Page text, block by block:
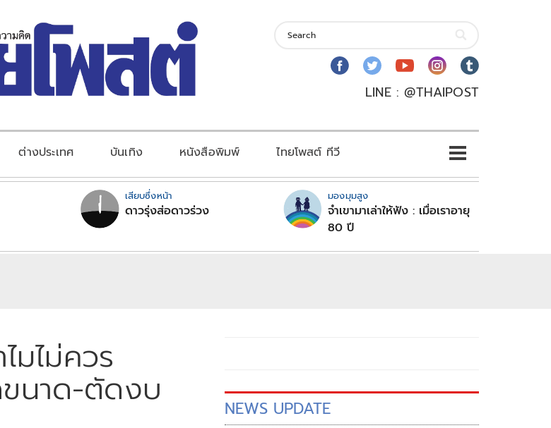
LINE : @THAIPOST
ต่างประเทศ บันเทิง หนังสือพิมพ์ ไทยโพสต์ ทีวี
เสียบซึ่งหน้า
ดาวรุ่งส่อดาวร่วง
มองมุมสูง
จำเขามาเล่าให้ฟัง : เมื่อเราอายุ
80 ปี
มไม่ควร
นาด-ตัดงบ NEWS UPDATE